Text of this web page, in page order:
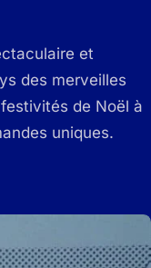
et
des merveilles
de Noël à
uniques.